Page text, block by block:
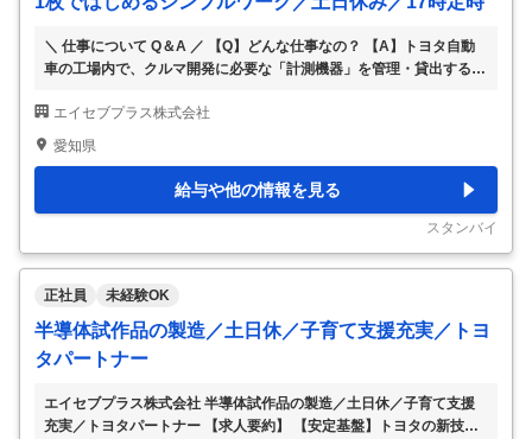
＼ 仕事について Q＆A ／ 【Q】どんな仕事なの？ 【A】トヨタ自動
車の工場内で、クルマ開発に必要な「計測機器」を管理・貸出する仕
ンプルな業務が中心です。 【Q】工場内のどこで働くの？ 【A】敷地
内4ヶ所にある「計器室」という部屋で働きます。多数の機器が保管
とは、何に使うものなの？ 【Ａ】車の部品の状況を調べる機器で
す。エンジンの振動や燃費、音、ギアやミッション、サスペンション
などあらゆる部品の計測を行うことが可能。計4000点種類ほどの機
器があります。 【Q】仕事の…
エイセブプラス株式会社
愛知県
給与や他の情報を見る
スタンバイ
正社員 未経験OK
半導体試作品の製造／土日休／子育て支援充実／トヨ
タパートナー
エイセブプラス株式会社 半導体試作品の製造／土日休／子育て支援
充実／トヨタパートナー 【求人要約】 【安定基盤】トヨタの新技術